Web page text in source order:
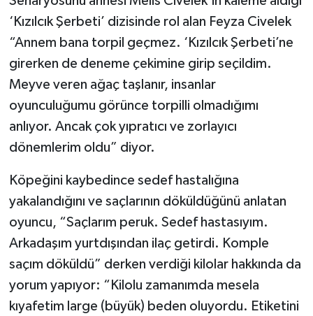
‘Kızılcık Şerbeti’ dizisinde rol alan Feyza Civelek
“Annem bana torpil geçmez. ‘Kızılcık Şerbeti’ne
girerken de deneme çekimine girip seçildim.
Meyve veren ağaç taşlanır, insanlar
oyunculuğumu görünce torpilli olmadığımı
anlıyor. Ancak çok yıpratıcı ve zorlayıcı
dönemlerim oldu” diyor.
Köpeğini kaybedince sedef hastalığına
yakalandığını ve saçlarının döküldüğünü anlatan
oyuncu, “Saçlarım peruk. Sedef hastasıyım.
Arkadaşım yurtdışından ilaç getirdi. Komple
saçım döküldü” derken verdiği kilolar hakkında da
yorum yapıyor: “Kilolu zamanımda mesela
kıyafetim large (büyük) beden oluyordu. Etiketini